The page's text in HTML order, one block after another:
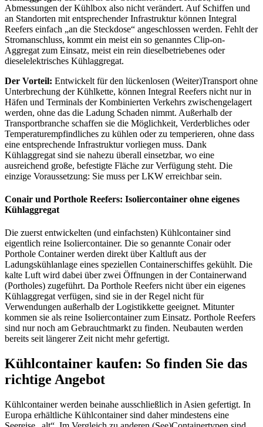
Abmessungen der Kühlbox also nicht verändert. Auf Schiffen und
an Standorten mit entsprechender Infrastruktur können Integral
Reefers einfach „an die Steckdose“ angeschlossen werden. Fehlt der
Stromanschluss, kommt ein meist ein so genanntes Clip-on-
Aggregat zum Einsatz, meist ein rein dieselbetriebenes oder
dieselelektrisches Kühlaggregat.
Der Vorteil: Entwickelt für den lückenlosen (Weiter)Transport ohne
Unterbrechung der Kühlkette, können Integral Reefers nicht nur in
Häfen und Terminals der Kombinierten Verkehrs zwischengelagert
werden, ohne das die Ladung Schaden nimmt. Außerhalb der
Transportbranche schaffen sie die Möglichkeit, Verderbliches oder
Temperaturempfindliches zu kühlen oder zu temperieren, ohne dass
eine entsprechende Infrastruktur vorliegen muss. Dank
Kühlaggregat sind sie nahezu überall einsetzbar, wo eine
ausreichend große, befestigte Fläche zur Verfügung steht. Die
einzige Voraussetzung: Sie muss per LKW erreichbar sein.
Conair und Porthole Reefers: Isoliercontainer ohne eigenes
Kühlaggregat
Die zuerst entwickelten (und einfachsten) Kühlcontainer sind
eigentlich reine Isoliercontainer. Die so genannte Conair oder
Porthole Container werden direkt über Kaltluft aus der
Ladungskühlanlage eines speziellen Containerschiffes gekühlt. Die
kalte Luft wird dabei über zwei Öffnungen in der Containerwand
(Portholes) zugeführt. Da Porthole Reefers nicht über ein eigenes
Kühlaggregat verfügen, sind sie in der Regel nicht für
Verwendungen außerhalb der Logistikkette geeignet. Mitunter
kommen sie als reine Isoliercontainer zum Einsatz. Porthole Reefers
sind nur noch am Gebrauchtmarkt zu finden. Neubauten werden
bereits seit längerer Zeit nicht mehr gefertigt.
Kühlcontainer kaufen: So finden Sie das
richtige Angebot
Kühlcontainer werden beinahe ausschließlich in Asien gefertigt. In
Europa erhältliche Kühlcontainer sind daher mindestens eine